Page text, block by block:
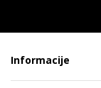
Informacije